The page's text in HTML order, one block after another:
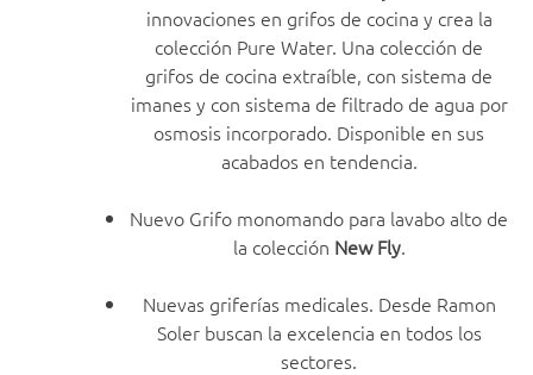
innovaciones en grifos de cocina y crea la
colección Pure Water. Una colección de
grifos de cocina extraíble, con sistema de
imanes y con sistema de filtrado de agua por
osmosis incorporado. Disponible en sus
acabados en tendencia.
Nuevo Grifo monomando para lavabo alto de
la colección New Fly.
Nuevas griferías medicales. Desde Ramon
Soler buscan la excelencia en todos los
sectores.